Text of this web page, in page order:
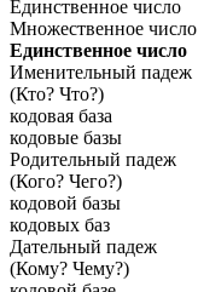
Единственное число
Множественное число
Единственное число
Именительный падеж
(Кто? Что?)
кодовая база
кодовые базы
Родительный падеж
(Кого? Чего?)
кодовой базы
кодовых баз
Дательный падеж
(Кому? Чему?)